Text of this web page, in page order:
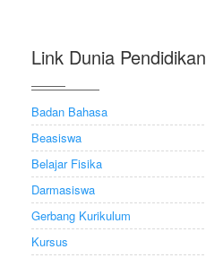
Link Dunia Pendidikan
Badan Bahasa
Beasiswa
Belajar Fisika
Darmasiswa
Gerbang Kurikulum
Kursus